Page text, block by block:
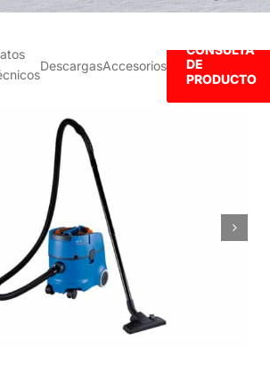
DescargasAccesorios
CONSULTA
DE
PRODUCTO
DE PRODUCTO